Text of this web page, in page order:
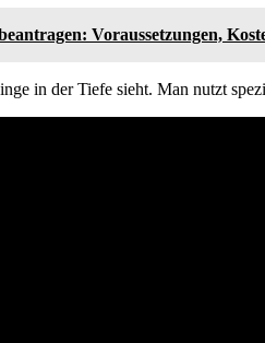
Voraussetzungen,
in der Tiefe sieht. Man nutzt